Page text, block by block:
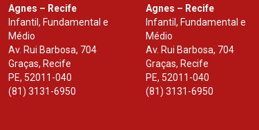
Agnes – Recife
Infantil, Fundamental e
Médio
Av. Rui Barbosa, 704
Graças, Recife
PE, 52011-040
(81) 3131-6950
Agnes – Recife
Infantil, Fundamental e
Médio
Av. Rui Barbosa, 704
Graças, Recife
PE, 52011-040
(81) 3131-6950